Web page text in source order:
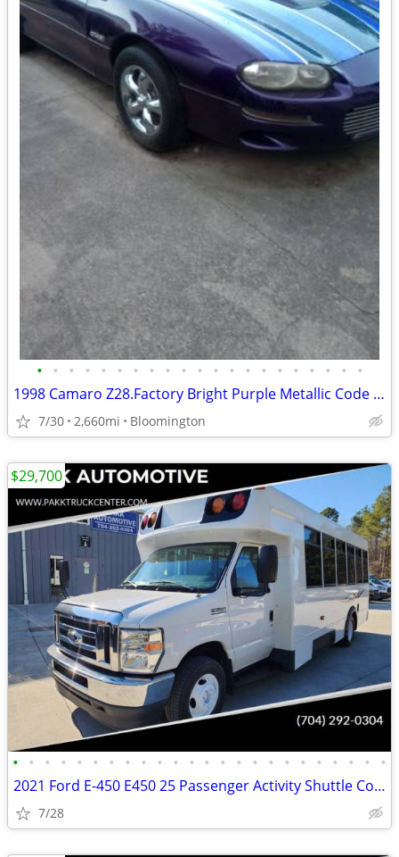
• • • • • • • • • • • • • • • • • • • • •
1998 Camaro Z28.Factory Bright Purple Metallic Code 88
7/30 2,660mi Bloomington
• • • • • • • • • • • • • • • • • • • • • • • •
2021 Ford E-450 E450 25 Passenger Activity Shuttle Coach Van Mini Bus
7/28
$29,700